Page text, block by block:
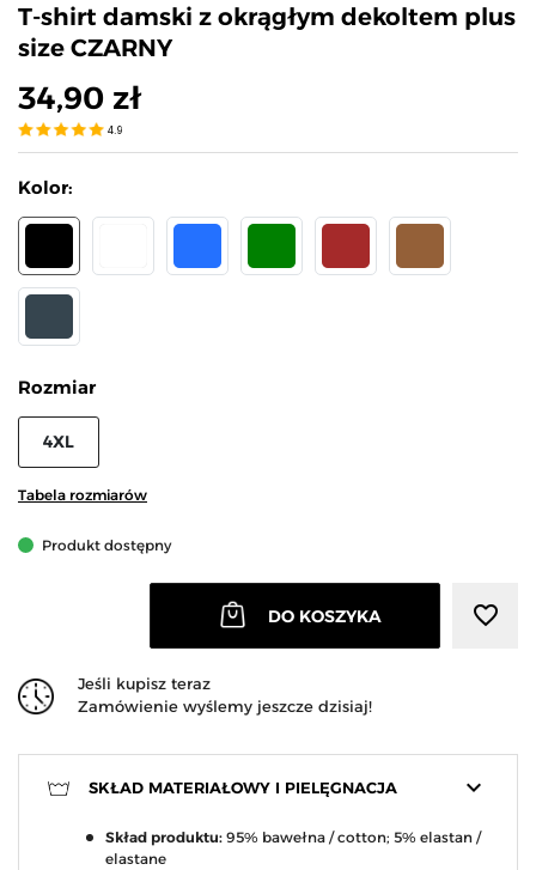
T-shirt damski z okrągłym dekoltem plus
size CZARNY
34,90 zł
4.9
Kolor:
Rozmiar
4XL
Tabela rozmiarów
Produkt dostępny
DO KOSZYKA favorite_border
Jeśli kupisz teraz
Zamówienie wyślemy jeszcze dzisiaj!
keyboard_arrow_down
SKŁAD MATERIAŁOWY I PIELĘGNACJA
Skład produktu: 95% bawełna / cotton; 5% elastan /
elastane